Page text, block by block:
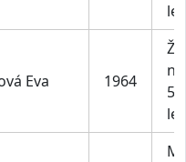
let
Eva 1964
55
let